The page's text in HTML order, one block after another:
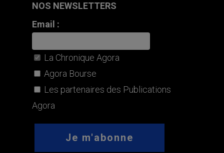
NOS NEWSLETTERS
Email :
La Chronique Agora
Agora Bourse
Les partenaires des Publications
Agora